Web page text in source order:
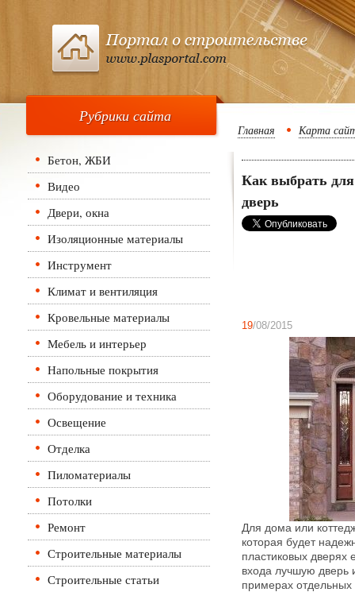
Рубрики сайта
Бетон, ЖБИ
Видео
Двери, окна
Изоляционные материалы
Инструмент
Климат и вентиляция
Кровельные материалы
Мебель и интерьер
Напольные покрытия
Оборудование и техника
Освещение
Отделка
Пиломатериалы
Потолки
Ремонт
Строительные материалы
Строительные статьи
Главная Карта
Как выбрать
дверь
19/08/2015
Для дома или
которая будет
пластиковых дверях
входа лучшую дверь
примерах